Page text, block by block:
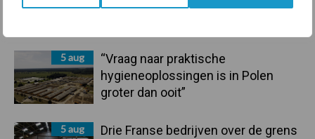
langere levensduur
5 aug
“Vraag naar praktische
hygieneoplossingen is in Polen
groter dan ooit”
5 aug
Drie Franse bedrijven over de grens